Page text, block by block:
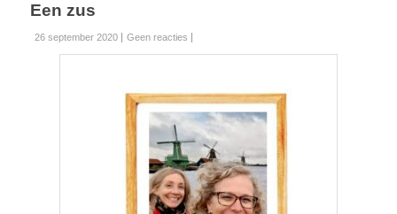
Een zus
26 september 2020 Geen reacties